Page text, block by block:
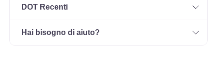
DOT Recenti
Hai bisogno di aiuto?